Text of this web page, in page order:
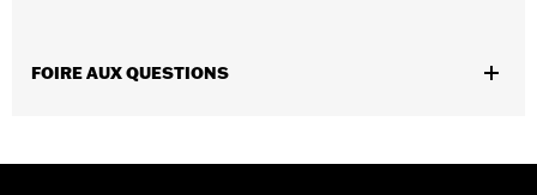
Garantie limitée de 1 an – Accédez à
nécessiter l'achat de nouveaux joints. Consultez votre
FOIRE AUX QUESTIONS